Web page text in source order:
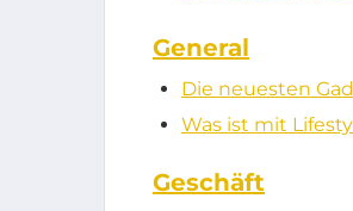
General
Die neuesten
Was ist mit
Geschäft